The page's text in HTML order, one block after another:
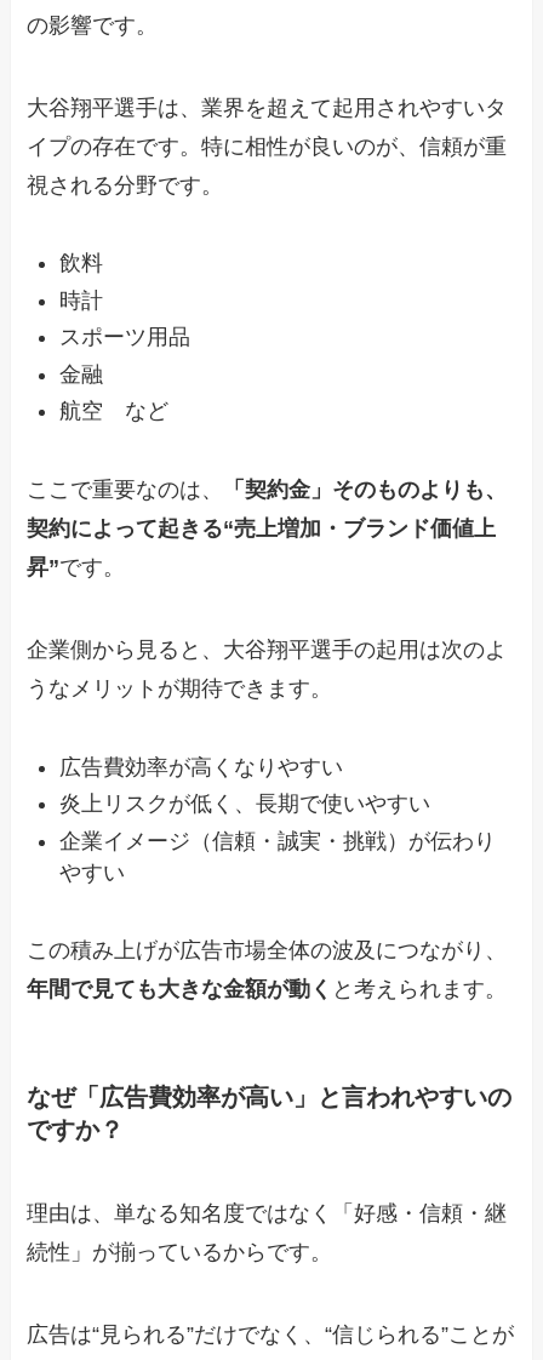
の影響です。
大谷翔平選手は、業界を超えて起用されやすいタ
イプの存在です。特に相性が良いのが、信頼が重
視される分野です。
飲料
時計
スポーツ用品
金融
航空 など
ここで重要なのは、
「契約金」そのものよりも、
契約によって起きる“売上増加・ブランド価値上
昇”です。
企業側から見ると、大谷翔平選手の起用は次のよ
うなメリットが期待できます。
広告費効率が高くなりやすい
炎上リスクが低く、長期で使いやすい
企業イメージ（信頼・誠実・挑戦）が伝わり
やすい
この積み上げが広告市場全体の波及につながり、
年間で見ても大きな金額が動く と考えられます。
なぜ「広告費効率が高い」と言われやすいの
ですか？
理由は、単なる知名度ではなく「好感・信頼・継
続性」が揃っているからです。
広告は“見られる”だけでなく、“信じられる”ことが